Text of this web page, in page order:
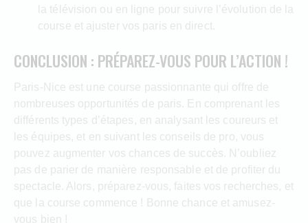
la télévision ou en ligne pour suivre l’évolution de la
course et ajuster vos paris en direct.
CONCLUSION : PRÉPAREZ-VOUS POUR L’ACTION !
Paris-Nice est une course passionnante qui offre de
nombreuses opportunités de paris. En comprenant les
différents types d’étapes, en analysant les coureurs et
les équipes, et en suivant les conseils de pro, vous
pouvez augmenter vos chances de succès. N’oubliez
pas de parier de manière responsable et de profiter du
spectacle. Alors, préparez-vous, faites vos recherches, et
que la course commence ! Bonne chance et amusez-
vous bien !